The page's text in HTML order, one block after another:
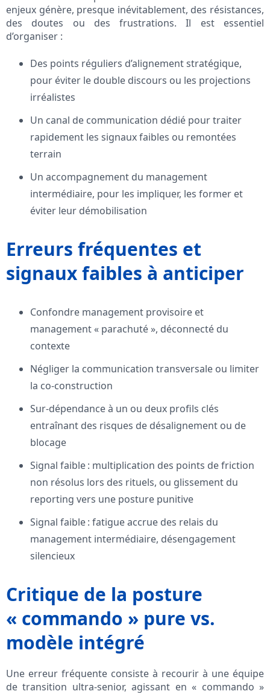
enjeux génère, presque inévitablement, des résistances,
des doutes ou des frustrations. Il est essentiel
d’organiser :
Des points réguliers d’alignement stratégique,
pour éviter le double discours ou les projections
irréalistes
Un canal de communication dédié pour traiter
rapidement les signaux faibles ou remontées
terrain
Un accompagnement du management
intermédiaire, pour les impliquer, les former et
éviter leur démobilisation
Erreurs fréquentes et
signaux faibles à anticiper
Confondre management provisoire et
management « parachuté », déconnecté du
contexte
Négliger la communication transversale ou limiter
la co-construction
Sur-dépendance à un ou deux profils clés
entraînant des risques de désalignement ou de
blocage
Signal faible : multiplication des points de friction
non résolus lors des rituels, ou glissement du
reporting vers une posture punitive
Signal faible : fatigue accrue des relais du
management intermédiaire, désengagement
silencieux
Critique de la posture
« commando » pure vs.
modèle intégré
Une erreur fréquente consiste à recourir à une équipe
de transition ultra-senior, agissant en « commando »